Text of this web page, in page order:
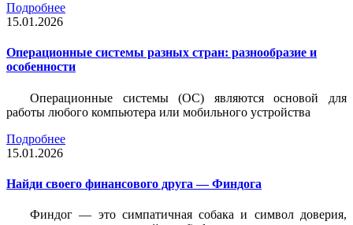
Подробнее
15.01.2026
Операционные системы разных стран: разнообразие и
особенности
Операционные системы (ОС) являются основой для
работы любого компьютера или мобильного устройства
Подробнее
15.01.2026
Найди своего финансового друга — Финдога
Финдог — это симпатичная собака и символ доверия,